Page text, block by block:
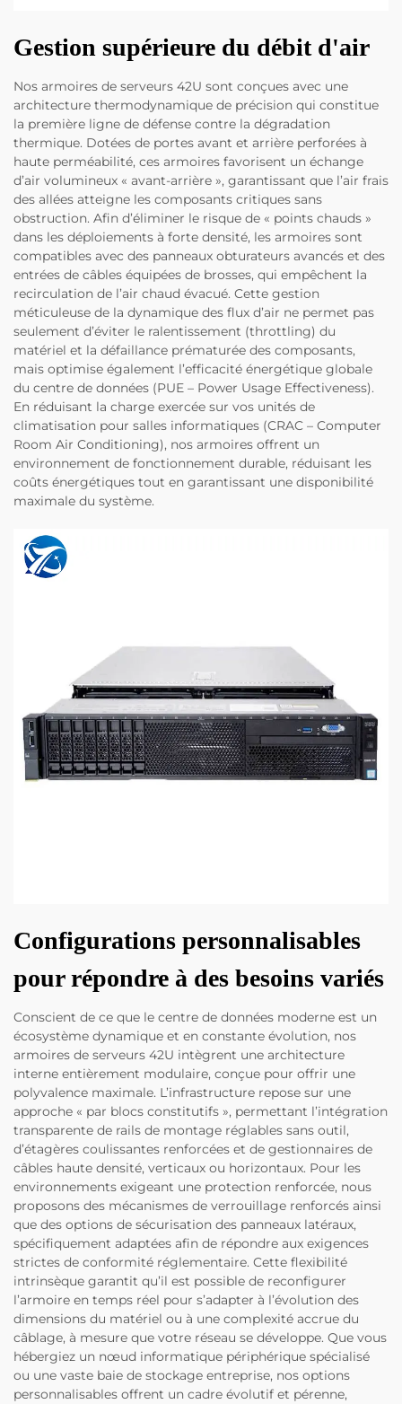
Gestion supérieure du débit d'air
Nos armoires de serveurs 42U sont conçues avec une
architecture thermodynamique de précision qui constitue
la première ligne de défense contre la dégradation
thermique. Dotées de portes avant et arrière perforées à
haute perméabilité, ces armoires favorisent un échange
d’air volumineux « avant-arrière », garantissant que l’air frais
des allées atteigne les composants critiques sans
obstruction. Afin d’éliminer le risque de « points chauds »
dans les déploiements à forte densité, les armoires sont
compatibles avec des panneaux obturateurs avancés et des
entrées de câbles équipées de brosses, qui empêchent la
recirculation de l’air chaud évacué. Cette gestion
méticuleuse de la dynamique des flux d’air ne permet pas
seulement d’éviter le ralentissement (throttling) du
matériel et la défaillance prématurée des composants,
mais optimise également l’efficacité énergétique globale
du centre de données (PUE – Power Usage Effectiveness).
En réduisant la charge exercée sur vos unités de
climatisation pour salles informatiques (CRAC – Computer
Room Air Conditioning), nos armoires offrent un
environnement de fonctionnement durable, réduisant les
coûts énergétiques tout en garantissant une disponibilité
maximale du système.
Configurations personnalisables
pour répondre à des besoins variés
Conscient de ce que le centre de données moderne est un
écosystème dynamique et en constante évolution, nos
armoires de serveurs 42U intègrent une architecture
interne entièrement modulaire, conçue pour offrir une
polyvalence maximale. L’infrastructure repose sur une
approche « par blocs constitutifs », permettant l’intégration
transparente de rails de montage réglables sans outil,
d’étagères coulissantes renforcées et de gestionnaires de
câbles haute densité, verticaux ou horizontaux. Pour les
environnements exigeant une protection renforcée, nous
proposons des mécanismes de verrouillage renforcés ainsi
que des options de sécurisation des panneaux latéraux,
spécifiquement adaptées afin de répondre aux exigences
strictes de conformité réglementaire. Cette flexibilité
intrinsèque garantit qu’il est possible de reconfigurer
l’armoire en temps réel pour s’adapter à l’évolution des
dimensions du matériel ou à une complexité accrue du
câblage, à mesure que votre réseau se développe. Que vous
hébergiez un nœud informatique périphérique spécialisé
ou une vaste baie de stockage entreprise, nos options
personnalisables offrent un cadre évolutif et pérenne,